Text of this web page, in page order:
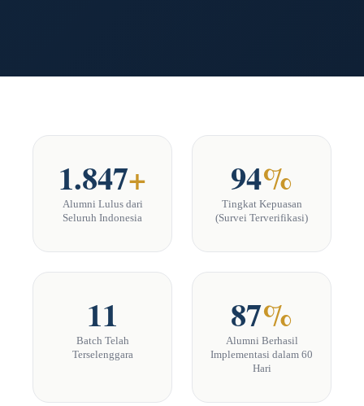
1.847+
Alumni Lulus dari
Seluruh Indonesia
94%
Tingkat Kepuasan
(Survei Terverifikasi)
11
Batch Telah
Terselenggara
87%
Alumni Berhasil
Implementasi dalam 60
Hari